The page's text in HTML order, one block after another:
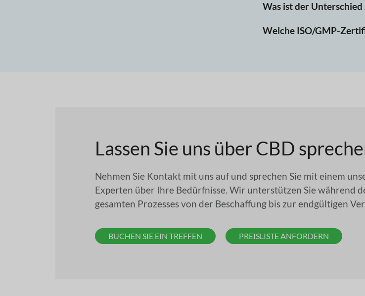
Was ist der
Welche ISO/GMP-
Lassen Sie uns über CBD
Nehmen Sie Kontakt mit uns auf und sprechen Sie mit einem
Experten über Ihre Bedürfnisse. Wir unterstützen Sie während
gesamten Prozesses von der Beschaffung bis zur endgültigen
BUCHEN SIE EIN TREFFEN PREISLISTE ANFORDERN